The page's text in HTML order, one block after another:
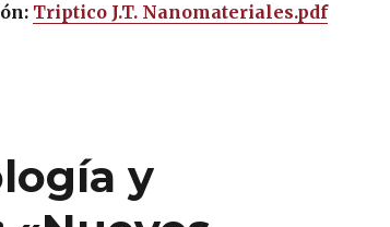
Triptico J.T. Nanomateriales.pdf
y